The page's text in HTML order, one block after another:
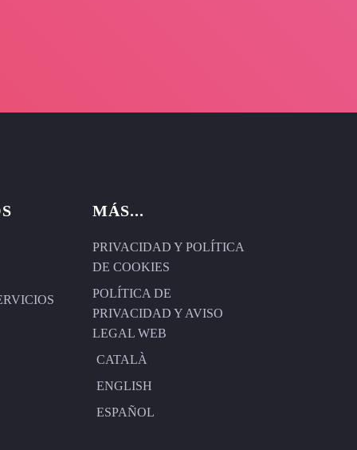
MÁS...
PRIVACIDAD Y POLÍTICA
DE COOKIES
POLÍTICA DE
PRIVACIDAD Y AVISO
LEGAL WEB
CATALÀ
ENGLISH
ESPAÑOL